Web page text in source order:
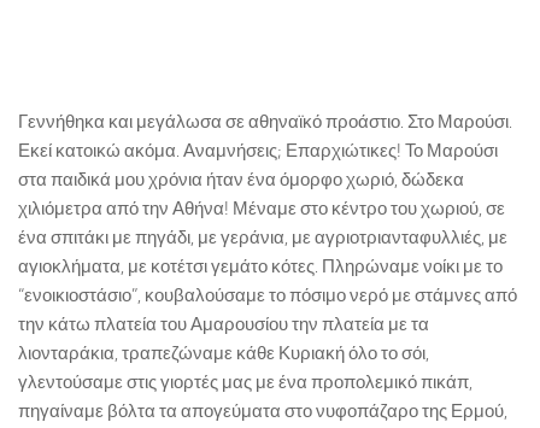
Γεννήθηκα και μεγάλωσα σε αθηναϊκό προάστιο. Στο Μαρούσι.
Εκεί κατοικώ ακόμα. Αναμνήσεις; Επαρχιώτικες! Το Μαρούσι
στα παιδικά μου χρόνια ήταν ένα όμορφο χωριό, δώδεκα
χιλιόμετρα από την Αθήνα! Μέναμε στο κέντρο του χωριού, σε
ένα σπιτάκι με πηγάδι, με γεράνια, με αγριοτριανταφυλλιές, με
αγιοκλήματα, με κοτέτσι γεμάτο κότες. Πληρώναμε νοίκι με το
“ενοικιοστάσιο”, κουβαλούσαμε το πόσιμο νερό με στάμνες από
την κάτω πλατεία του Αμαρουσίου την πλατεία με τα
λιονταράκια, τραπεζώναμε κάθε Κυριακή όλο το σόι,
γλεντούσαμε στις γιορτές μας με ένα προπολεμικό πικάπ,
πηγαίναμε βόλτα τα απογεύματα στο νυφοπάζαρο της Ερμού,